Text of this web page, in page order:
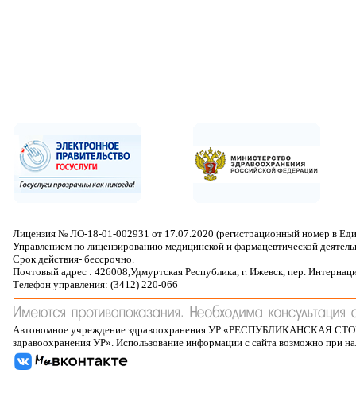
Лицензия № ЛО-18-01-002931 от 17.07.2020 (регистрационный номер в
Управлением по лицензированию медицинской и фармацевтической
Срок действия- бессрочно.
Почтовый адрес : 426008,Удмуртская Республика, г. Ижевск, пер.
Телефон управления: (3412) 220-066
Автономное учреждение здравоохранения УР
здравоохранения УР». Использование информации с сайта возможно при